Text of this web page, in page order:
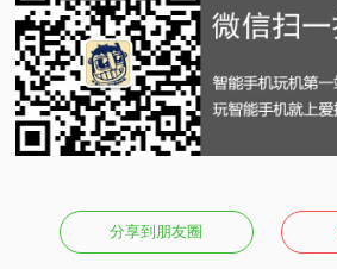
分享到朋友圈